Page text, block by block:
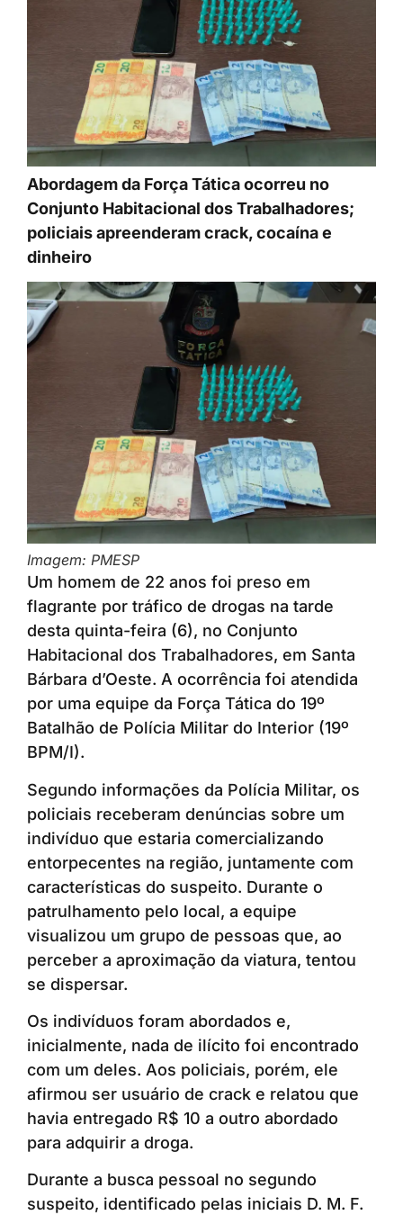
Abordagem da Força Tática ocorreu no
Conjunto Habitacional dos Trabalhadores;
policiais apreenderam crack, cocaína e
dinheiro
Imagem: PMESP
Um homem de 22 anos foi preso em
flagrante por tráfico de drogas na tarde
desta quinta-feira (6), no Conjunto
Habitacional dos Trabalhadores, em Santa
Bárbara d’Oeste. A ocorrência foi atendida
por uma equipe da Força Tática do 19º
Batalhão de Polícia Militar do Interior (19º
BPM/I).
Segundo informações da Polícia Militar, os
policiais receberam denúncias sobre um
indivíduo que estaria comercializando
entorpecentes na região, juntamente com
características do suspeito. Durante o
patrulhamento pelo local, a equipe
visualizou um grupo de pessoas que, ao
perceber a aproximação da viatura, tentou
se dispersar.
Os indivíduos foram abordados e,
inicialmente, nada de ilícito foi encontrado
com um deles. Aos policiais, porém, ele
afirmou ser usuário de crack e relatou que
havia entregado R$ 10 a outro abordado
para adquirir a droga.
Durante a busca pessoal no segundo
suspeito, identificado pelas iniciais D. M. F.